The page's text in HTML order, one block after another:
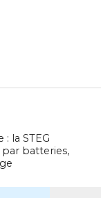
la STEG
par batteries,